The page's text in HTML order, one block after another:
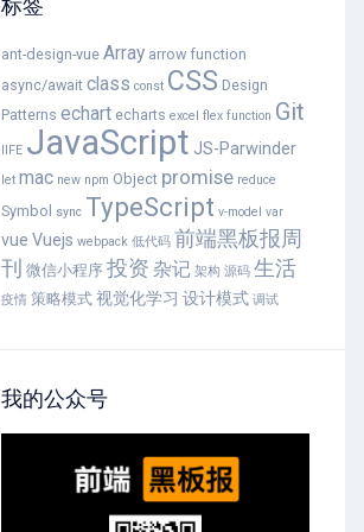
标签
ant-design-vue Array arrow function
async/await class const CSS Design
Patterns echart echarts excel flex function Git
IIFE JavaScript JS-Parwinder
let mac new npm Object promise reduce
Symbol sync TypeScript v-model var
vue Vuejs webpack 低代码 前端黑板报周
刊 微信小程序 投资 杂记 架构 源码 生活
疫情 策略模式 视觉化学习 设计模式 调试
我的公众号